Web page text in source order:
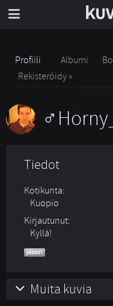
Profiili Albumi
Rekisteröidy »
Tiedot
Kotikunta:
Kuopio
Kirjautunut:
Kyllä!
Muita kuvia